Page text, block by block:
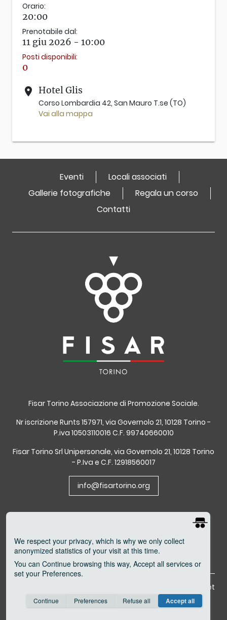
Orario:
20:00
Prenotabile dal:
11 giu 2026 - 10:00
Posti disponibili:
0
place Hotel Glis
Corso Lombardia 42, San Mauro T.se (TO)
Vai alla mappa
Eventi
Locali associati
Gallerie fotografiche
Regala un corso
Contatti
Fisar Torino Associazione di Promozione Sociale.
Nr iscrizione Runts 157971, via Governolo 21, 10128 Torino -
P.iva 10503110016 C.F. 99740660010
Fisar Torino Srl Unipersonale, via Governolo 21, 10128 Torino
- P.Iva e C.F. 12918560017
info@fisartorino.org
personalità giuridica con
D.P. PI n. 1070/01 Sett.I del
www.neropaco.net
We respect your privacy, which is why we only collect
anonymized statistics of your visit at this time.
You can Continue browsing this way, Accept all services or
set your Preferences.
Consent cookie learn more
Continue Preferences Refuse all Accept all
Anonymous Invisible Save